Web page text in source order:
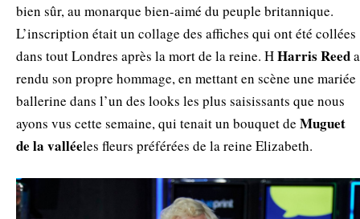
bien sûr, au monarque bien-aimé du peuple britannique.
L’inscription était un collage des affiches qui ont été collées
dans tout Londres après la mort de la reine. ΗHarris Reeda
rendu son propre hommage, en mettant en scène une mariée
ballerine dans l’un des looks les plus saisissants que nous
ayons vus cette semaine, qui tenait un bouquet de Muguet
de la valléeles fleurs préférées de la reine Elizabeth.